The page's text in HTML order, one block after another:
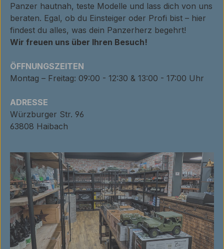
Panzer hautnah, teste Modelle und lass dich von uns
beraten. Egal, ob du Einsteiger oder Profi bist – hier
findest du alles, was dein Panzerherz begehrt!
Wir freuen uns über Ihren Besuch!
ÖFFNUNGSZEITEN
Montag – Freitag: 09:00 - 12:30 & 13:00 - 17:00 Uhr
ADRESSE
Würzburger Str. 96
63808 Haibach